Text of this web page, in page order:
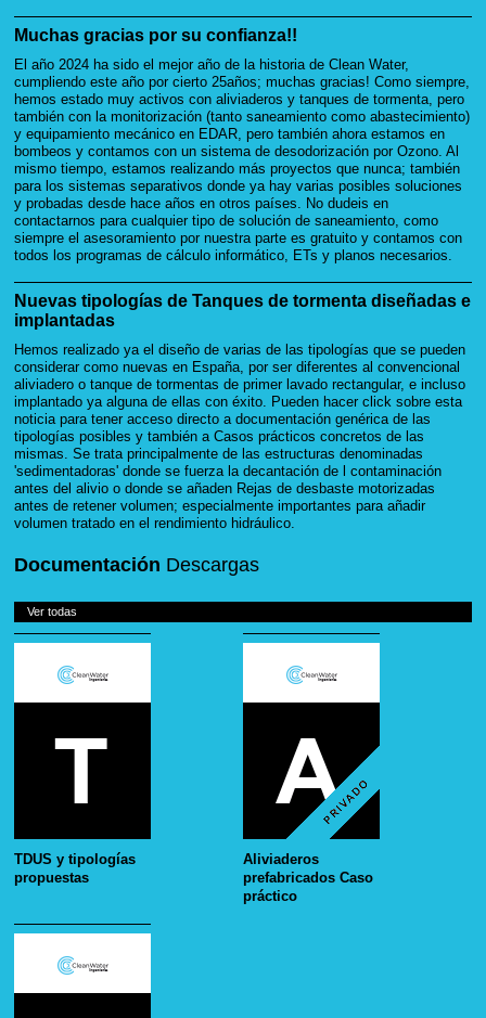
Muchas gracias por su confianza!!
El año 2024 ha sido el mejor año de la historia de Clean Water,
cumpliendo este año por cierto 25años; muchas gracias! Como siempre,
hemos estado muy activos con aliviaderos y tanques de tormenta, pero
también con la monitorización (tanto saneamiento como abastecimiento)
y equipamiento mecánico en EDAR, pero también ahora estamos en
bombeos y contamos con un sistema de desodorización por Ozono. Al
mismo tiempo, estamos realizando más proyectos que nunca; también
para los sistemas separativos donde ya hay varias posibles soluciones
y probadas desde hace años en otros países. No dudeis en
contactarnos para cualquier tipo de solución de saneamiento, como
siempre el asesoramiento por nuestra parte es gratuito y contamos con
todos los programas de cálculo informático, ETs y planos necesarios.
Nuevas tipologías de Tanques de tormenta diseñadas e
implantadas
Hemos realizado ya el diseño de varias de las tipologías que se pueden
considerar como nuevas en España, por ser diferentes al convencional
aliviadero o tanque de tormentas de primer lavado rectangular, e incluso
implantado ya alguna de ellas con éxito. Pueden hacer click sobre esta
noticia para tener acceso directo a documentación genérica de las
tipologías posibles y también a Casos prácticos concretos de las
mismas. Se trata principalmente de las estructuras denominadas
'sedimentadoras' donde se fuerza la decantación de l contaminación
antes del alivio o donde se añaden Rejas de desbaste motorizadas
antes de retener volumen; especialmente importantes para añadir
volumen tratado en el rendimiento hidráulico.
Documentación Descargas
Ver todas
TDUS y tipologías
propuestas
Aliviaderos
prefabricados Caso
práctico